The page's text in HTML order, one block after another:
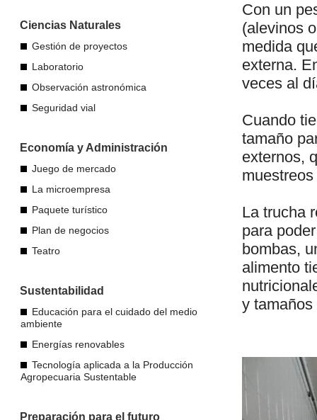
Ciencias Naturales
Gestión de proyectos
Laboratorio
Observación astronómica
Seguridad vial
Economía y Administración
Juego de mercado
La microempresa
Paquete turístico
Plan de negocios
Teatro
Sustentabilidad
Educación para el cuidado del medio
ambiente
Energías renovables
Tecnología aplicada a la Producción
Agropecuaria Sustentable
Preparación para el futuro
Con un
(alevinos
medida
externa.
veces al
Cuando
tamaño
externos,
La trucha
para
bombas,
alimento
y